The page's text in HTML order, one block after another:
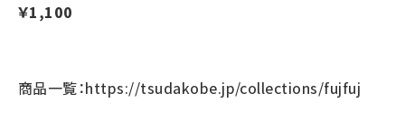
￥1,100
商品一覧：https://tsudakobe.jp/collections/fujfuj